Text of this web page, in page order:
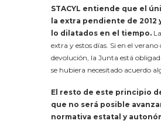
STACYL entiende que el
la extra pendiente de
lo dilatados en el tiempo.
extra y estos días. Si en el
devolución, la Junta está
se hubiera necesitado acuerdo
El resto de este principio
que no será posible
normativa estatal y